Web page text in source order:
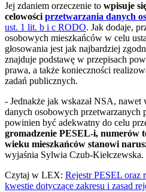
Jej zdaniem orzeczenie to wpisuje
celowości przetwarzania danych
ust. 1 lit. b i c RODO. Jak dodaje,
osobowych mieszkańców w celu
głosowania jest jak najbardziej
znajduje podstawę w przepisach
prawa, a także konieczności
zadań publicznych.
- Jednakże jak wskazał NSA,
danych osobowych przetwarzanych
powinien być adekwatny do celu
gromadzenie PESEL-i, numerów
wieku mieszkańców stanowi
wyjaśnia Sylwia Czub-Kiełczewska.
Czytaj w LEX: Rejestr PESEL oraz
kwestie dotyczące zakresu i zasad